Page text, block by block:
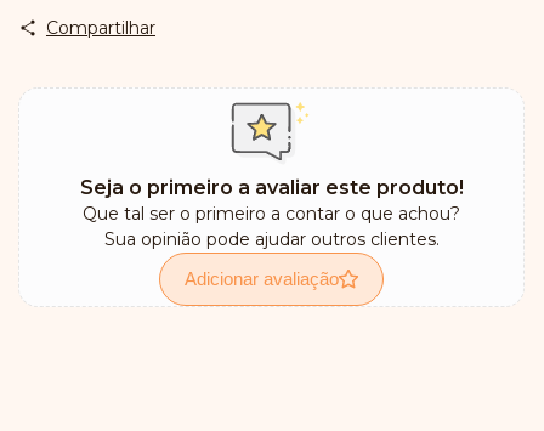
Compartilhar
Seja o primeiro a avaliar este produto!
Que tal ser o primeiro a contar o que achou?
Sua opinião pode ajudar outros clientes.
Adicionar avaliação